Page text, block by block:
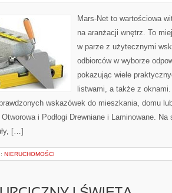
Mars-Net to wartościowa
na aranżacji wnętrz. To
w parze z użytecznymi
odbiorców w wyborze
pokazując wiele
listwami, a także z
wskazówek do mieszkania, domu
i Podłogi Drewniane i Laminowane.
[…]
NIERUCHOMOŚCI